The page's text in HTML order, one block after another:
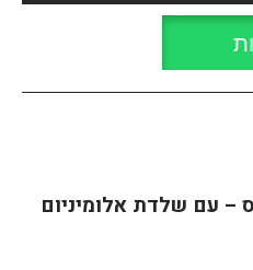
– עם שלדת אלומיניום